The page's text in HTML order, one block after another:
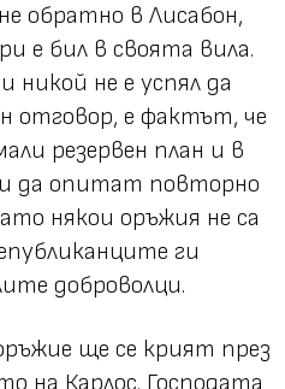
обратно в Лисабон,
е бил в своята вила.
никой не е успял да
отговор, е фактът, че
резервен план и в
да опитат повторно
някои оръжия не са
ги
доброволци.
ще се крият през